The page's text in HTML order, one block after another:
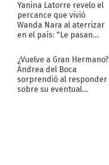
Yanina Latorre revelo el
percance que vivió
Wanda Nara al aterrizar
en el país: "Le pasan
¿Vuelve a Gran Hermano?
Andrea del Boca
sorprendió al responder
sobre su eventual